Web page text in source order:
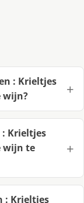
: Krieltjes
wijn?
Krieltjes
wijn te
: Krieltjes